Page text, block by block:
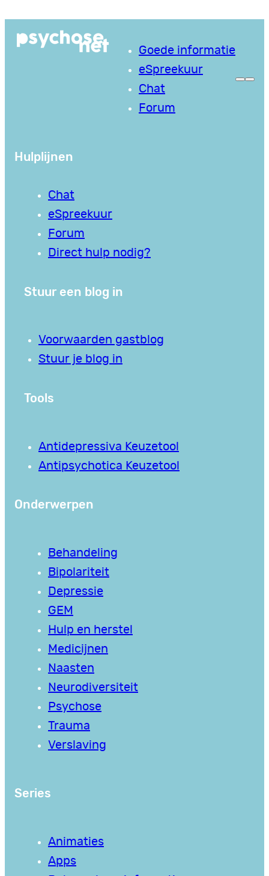
Goede informatie
eSpreekuur
Chat
Forum
Hulplijnen
Chat
eSpreekuur
Forum
Direct hulp nodig?
Stuur een blog in
Voorwaarden gastblog
Stuur je blog in
Tools
Antidepressiva Keuzetool
Antipsychotica Keuzetool
Onderwerpen
Behandeling
Bipolariteit
Depressie
GEM
Hulp en herstel
Medicijnen
Naasten
Neurodiversiteit
Psychose
Trauma
Verslaving
Series
Animaties
Apps